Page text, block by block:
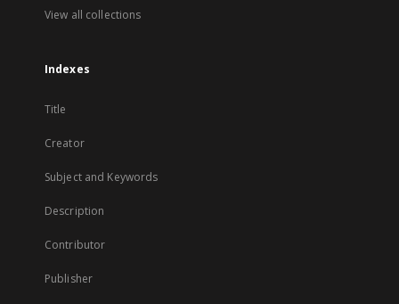
View all collections
Indexes
Title
Creator
Subject and Keywords
Description
Contributor
Publisher